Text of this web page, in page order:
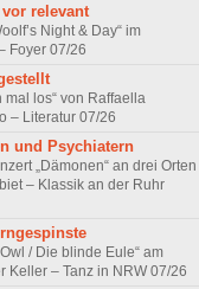
vor relevant
Night & Day“ im
Foyer 07/26
mal los“ von Raffaella
– Literatur 07/26
und Psychiatern
„Dämonen“ an drei Orten
– Klassik an der Ruhr
Owl / Die blinde Eule“ am
Keller – Tanz in NRW 07/26